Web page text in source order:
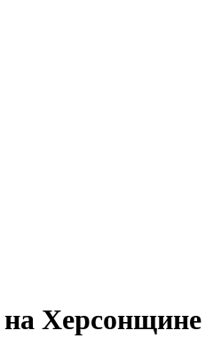
Херсонщине